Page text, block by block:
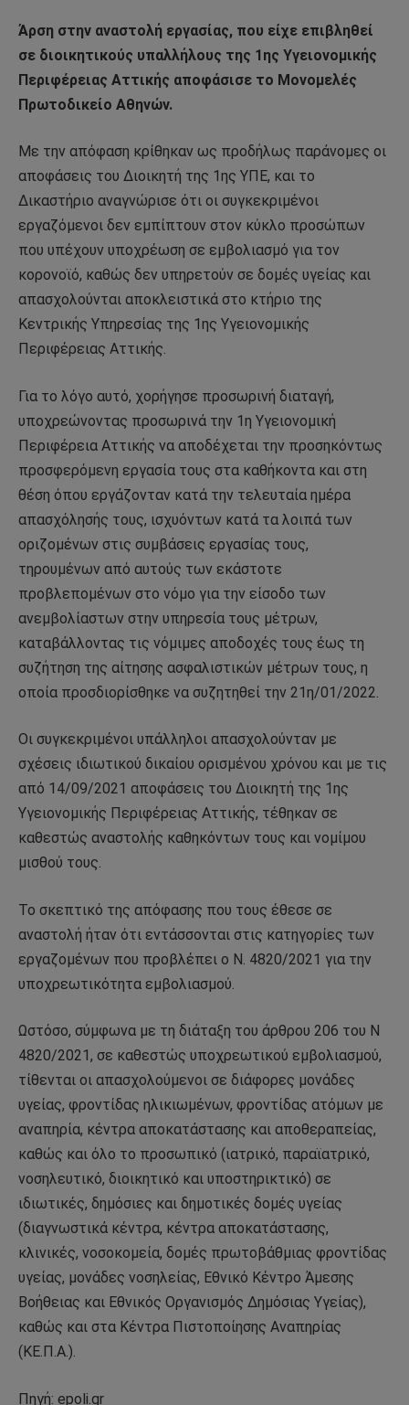
Άρση στην αναστολή εργασίας, που είχε επιβληθεί
σε διοικητικούς υπαλλήλους της 1ης Υγειονομικής
Περιφέρειας Αττικής αποφάσισε το Μονομελές
Πρωτοδικείο Αθηνών.
Με την απόφαση κρίθηκαν ως προδήλως παράνομες οι
αποφάσεις του Διοικητή της 1ης ΥΠΕ, και το
Δικαστήριο αναγνώρισε ότι οι συγκεκριμένοι
εργαζόμενοι δεν εμπίπτουν στον κύκλο προσώπων
που υπέχουν υποχρέωση σε εμβολιασμό για τον
κορονοϊό, καθώς δεν υπηρετούν σε δομές υγείας και
απασχολούνται αποκλειστικά στο κτήριο της
Κεντρικής Υπηρεσίας της 1ης Υγειονομικής
Περιφέρειας Αττικής.
Για το λόγο αυτό, χορήγησε προσωρινή διαταγή,
υποχρεώνοντας προσωρινά την 1η Υγειονομική
Περιφέρεια Αττικής να αποδέχεται την προσηκόντως
προσφερόμενη εργασία τους στα καθήκοντα και στη
θέση όπου εργάζονταν κατά την τελευταία ημέρα
απασχόλησής τους, ισχυόντων κατά τα λοιπά των
οριζομένων στις συμβάσεις εργασίας τους,
τηρουμένων από αυτούς των εκάστοτε
προβλεπομένων στο νόμο για την είσοδο των
ανεμβολίαστων στην υπηρεσία τους μέτρων,
καταβάλλοντας τις νόμιμες αποδοχές τους έως τη
συζήτηση της αίτησης ασφαλιστικών μέτρων τους, η
οποία προσδιορίσθηκε να συζητηθεί την 21η/01/2022.
Οι συγκεκριμένοι υπάλληλοι απασχολούνταν με
σχέσεις ιδιωτικού δικαίου ορισμένου χρόνου και με τις
από 14/09/2021 αποφάσεις του Διοικητή της 1ης
Υγειονομικής Περιφέρειας Αττικής, τέθηκαν σε
καθεστώς αναστολής καθηκόντων τους και νομίμου
μισθού τους.
Το σκεπτικό της απόφασης που τους έθεσε σε
αναστολή ήταν ότι εντάσσονται στις κατηγορίες των
εργαζομένων που προβλέπει ο Ν. 4820/2021 για την
υποχρεωτικότητα εμβολιασμού.
Ωστόσο, σύμφωνα με τη διάταξη του άρθρου 206 του Ν
4820/2021, σε καθεστώς υποχρεωτικού εμβολιασμού,
τίθενται οι απασχολούμενοι σε διάφορες μονάδες
υγείας, φροντίδας ηλικιωμένων, φροντίδας ατόμων με
αναπηρία, κέντρα αποκατάστασης και αποθεραπείας,
καθώς και όλο το προσωπικό (ιατρικό, παραϊατρικό,
νοσηλευτικό, διοικητικό και υποστηρικτικό) σε
ιδιωτικές, δημόσιες και δημοτικές δομές υγείας
(διαγνωστικά κέντρα, κέντρα αποκατάστασης,
κλινικές, νοσοκομεία, δομές πρωτοβάθμιας φροντίδας
υγείας, μονάδες νοσηλείας, Εθνικό Κέντρο Άμεσης
Βοήθειας και Εθνικός Οργανισμός Δημόσιας Υγείας),
καθώς και στα Κέντρα Πιστοποίησης Αναπηρίας
(ΚΕ.Π.Α.).
Πηγή: epoli.gr